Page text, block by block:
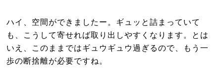
ハイ、空間ができましたー。ギュッと詰まっていて
も、こうして寄せれば取り出しやすくなります。とは
いえ、このままではギュウギュウ過ぎるので、もう一
歩の断捨離が必要ですね。